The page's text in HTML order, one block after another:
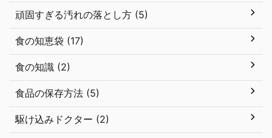
頑固すぎる汚れの落とし方 (5)
食の知恵袋 (17)
食の知識 (2)
食品の保存方法 (5)
駆け込みドクター (2)